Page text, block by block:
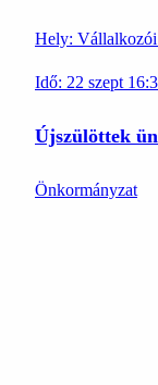
Hely: Vállalkozói
Idő: 22 szept
Újszülöttek
Önkormányzat